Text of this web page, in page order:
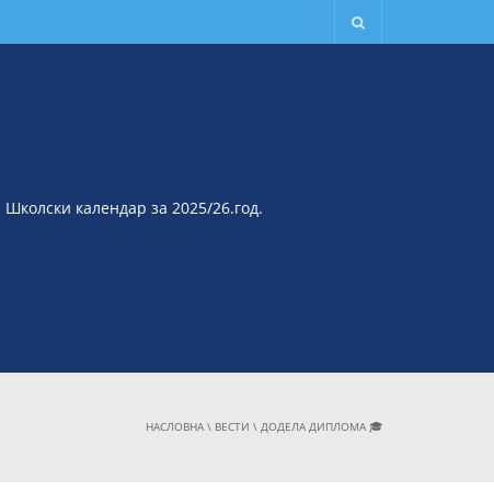
Школски календар за 2025/26.год.
НАСЛОВНА \ ВЕСТИ \ ДОДЕЛА ДИПЛОМА 🎓